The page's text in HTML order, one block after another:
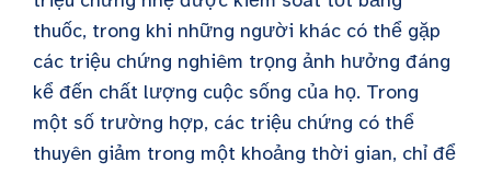
thuốc, trong khi những người khác có thể gặp
các triệu chứng nghiêm trọng ảnh hưởng đáng
kể đến chất lượng cuộc sống của họ. Trong
một số trường hợp, các triệu chứng có thể
thuyên giảm trong một khoảng thời gian, chỉ để